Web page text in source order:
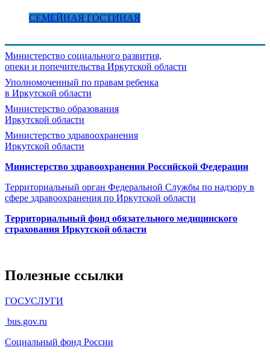
СЕМЕЙНАЯ ГОСТИНАЯ
Министерство социального развития,
опеки и попечительства Иркутской области
Уполномоченный по правам ребенка
в Иркутской области
Министерство образования
Иркутской области
Министерство здравоохранения
Иркутской области
Министерство здравоохранения Росcийской Федерации
Территориальный орган Федеральной Службы по надзору в
сфере здравоохранения по Иркутской области
Территориальный фонд обязательного медицинского
страхования Иркутской области
Полезные ссылки
ГОСУСЛУГИ
bus.gov.ru
Социальный фонд России